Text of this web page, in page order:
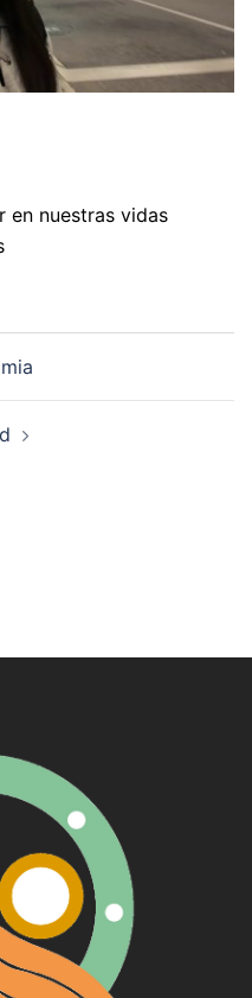
en nuestras vidas